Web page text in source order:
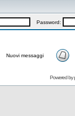
Password:
Nuovi messaggi
Powered by